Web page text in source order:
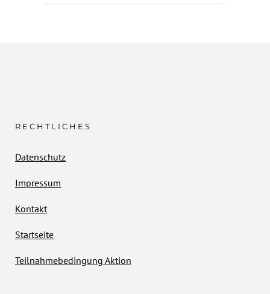
RECHTLICHES
Datenschutz
Impressum
Kontakt
Startseite
Teilnahmebedingung Aktion